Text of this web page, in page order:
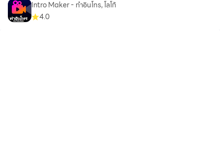
Intro Maker - ทําอินโทร, โลโก้
4.0